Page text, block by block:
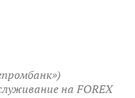
на FOREX